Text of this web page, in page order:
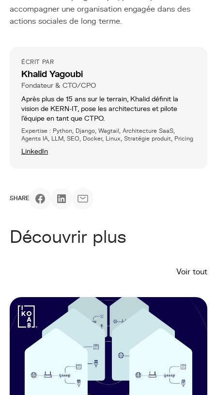
accompagner une organisation engagée dans des
actions sociales de long terme.
ÉCRIT PAR
Khalid Yagoubi
Fondateur & CTO/CPO
Après plus de 15 ans sur le terrain, Khalid définit la
vision de KERN-IT, pose les architectures et pilote
l’équipe en tant que CTPO.
Expertise : Python, Django, Wagtail, Architecture SaaS,
Agents IA, LLM, SEO, Docker, Linux, Stratégie produit, Pricing
LinkedIn
SHARE
Découvrir plus
Voir tout